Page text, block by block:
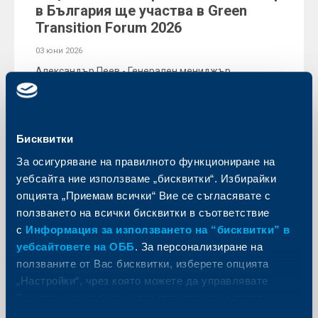
Бисквитки
За осигуряване на правилното функциониране на
уебсайта ние използваме „бисквитки“. Избирайки
опцията „Приемам всички“ Вие се съгласявате с
ползването на всички бисквитки в съответствие
с Информация за използването на “бисквитки” в
уебсайтовете на ОББ. За персонализиране на
ползваните от Вас бисквитки, изберете опцията
„Настройки“, чрез която можете да управлявате
в България ще участва в Green
Transition Forum 2026
03 юни 2026
Александър Пеев - Генерален мениджър
„Корпоративна и социална отговорност" в KBC
Group в България ще се включи в работата на